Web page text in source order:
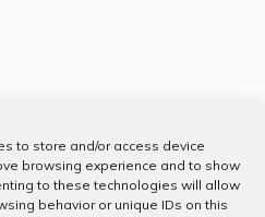
to store and/or access device
browsing experience and to show
to these technologies will allow
behavior or unique IDs on this